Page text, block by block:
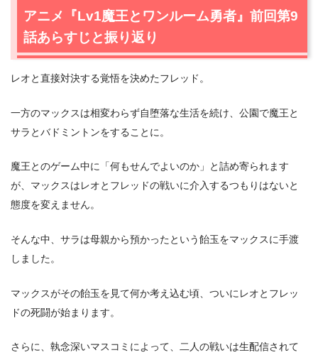
【ネタバレあり】アニメ『Lv1魔王とワンルーム勇者』
第10話あらすじ・感想
2.1 魔法使い・ユリア
2.3魔王の復活宣言？
3.アニメ『Lv1魔王とワンルーム勇者』第10話まとめ
アニメ『Lv1魔王とワンルーム勇者』前回第9
話あらすじと振り返り
レオと直接対決する覚悟を決めたフレッド。
一方のマックスは相変わらず自堕落な生活を続け、公園で魔王と
サラとバドミントンをすることに。
魔王とのゲーム中に「何もせんでよいのか」と詰め寄られます
が、マックスはレオとフレッドの戦いに介入するつもりはないと
態度を変えません。
そんな中、サラは母親から預かったという飴玉をマックスに手渡
しました。
マックスがその飴玉を見て何か考え込む頃、ついにレオとフレッ
ドの死闘が始まります。
さらに、執念深いマスコミによって、二人の戦いは生配信されて